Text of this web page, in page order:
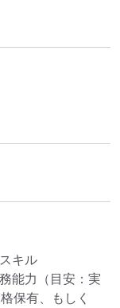
キル
能力（目安：実
保有、もしく